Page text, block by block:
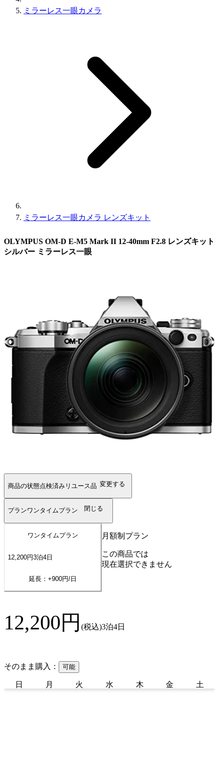
ミラーレス一眼カメラ
ミラーレス一眼カメラ レンズキット
OLYMPUS OM-D E-M5 Mark II 12-40mm F2.8 レンズキット
シルバー ミラーレス一眼
商品の状態点検済みリユース品 変更する
プランワンタイムプラン 閉じる
ワンタイムプラン
12,200円3泊4日
延長：+900円/日
月額制プラン
この商品では
現在選択できません
12,200円 (税込)3泊4日
そのまま購入： 可能
日 月 火 水 木 金 土